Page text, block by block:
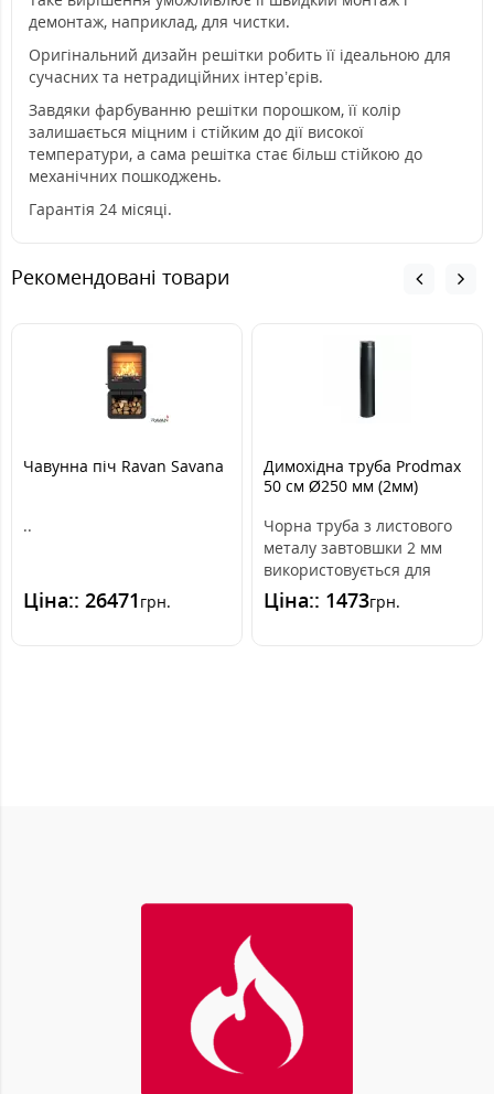
демонтаж, наприклад, для чистки.
Оригінальний дизайн решітки робить її ідеальною для
сучасних та нетрадиційних інтер’єрів.
Завдяки фарбуванню решітки порошком, її колір
залишається міцним і стійким до дії високої
температури, а сама решітка стає більш стійкою до
механічних пошкоджень.
Гарантія 24 місяці.
Рекомендовані товари
Чавунна піч Ravan Savana
..
Ціна:: 26471 грн.
Димохідна труба Prodmax
50 см Ø250 мм (2мм)
Чорна труба з листового
металу завтовшки 2 мм
використовується для
з'єднання каміна з
димоходом.Одно..
Ціна:: 1473грн.